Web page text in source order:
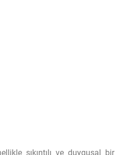
sıkıntılı ve duygusal bir